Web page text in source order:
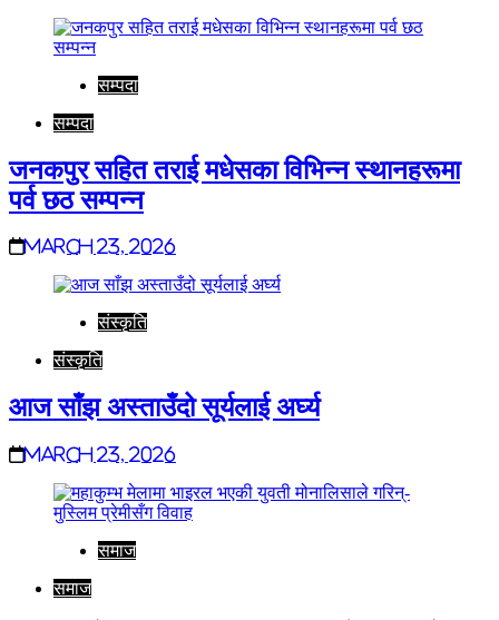
सम्पदा
सम्पदा
जनकपुर सहित तराई मधेसका विभिन्न स्थानहरूमा
पर्व छठ सम्पन्न
March 23, 2026
संस्कृति
संस्कृति
आज साँझ अस्ताउँदो सूर्यलाई अर्घ्य
March 23, 2026
समाज
समाज